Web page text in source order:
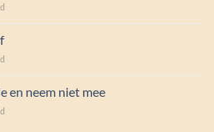
voor
voor
vanzelf
en neem niet mee
voor